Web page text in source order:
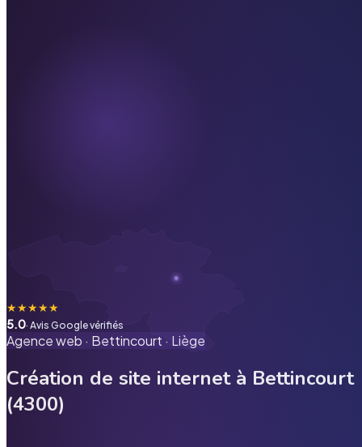
★★★★★
5.0· Avis Google vérifiés
Agence web · Bettincourt · Liège
Création de site internet à Bettincourt
(4300)